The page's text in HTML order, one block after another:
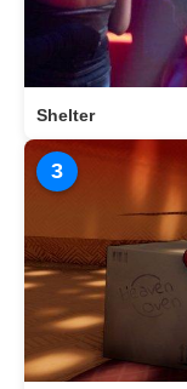
Shelter
3